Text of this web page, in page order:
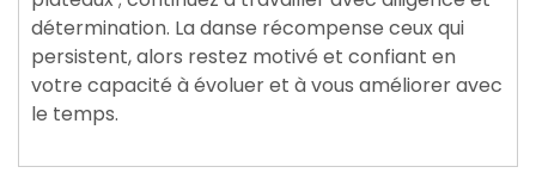
détermination. La danse récompense ceux qui
persistent, alors restez motivé et confiant en
votre capacité à évoluer et à vous améliorer avec
le temps.